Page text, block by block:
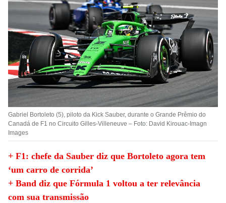
Gabriel Bortoleto (5), piloto da Kick Sauber, durante o Grande Prêmio do
Canadá de F1 no Circuito Gilles-Villeneuve – Foto: David Kirouac-Imagn
Images
+ F1: chefe da Sauber diz que Bortoleto agora tem
‘um carro de corrida’
+ Band diz que Fórmula 1 voltou a ter relevância
com sua transmissão